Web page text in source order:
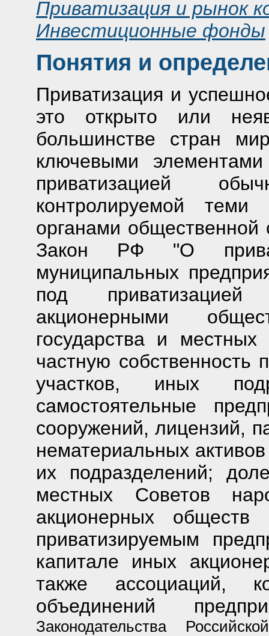
Приватизация и рынок
Инвестиционные фонды
Понятия и
Приватизация и
это открыто или
большинстве стран
ключевыми
приватизацией
контролируемой
органами общественной
Закон РФ "О
муниципальных
под приватизацией
акционерными
государства и
частную собственность
участков, иных
самостоятельные
сооружений, лицензий,
нематериальных
их подразделений;
местных Советов
акционерных обществ
приватизируемым
капитале иных
также ассоциаций,
объединений
Законодательства